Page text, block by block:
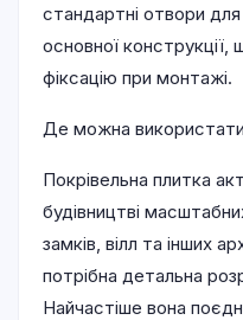
стандартні отвори
основної конструкції,
фіксацію при монтажі.
Де можна
Покрівельна плитка
будівництві
замків, вілл та інших
потрібна детальна
Найчастіше вона